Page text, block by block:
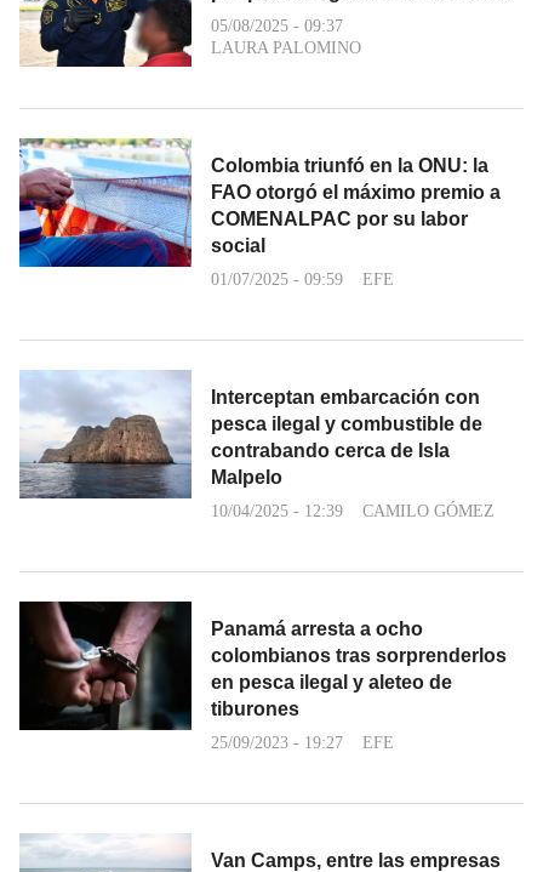
05/08/2025 - 09:37
LAURA PALOMINO
Colombia triunfó en la ONU: la
FAO otorgó el máximo premio a
COMENALPAC por su labor
social
01/07/2025 - 09:59 EFE
Interceptan embarcación con
pesca ilegal y combustible de
contrabando cerca de Isla
Malpelo
10/04/2025 - 12:39 CAMILO GÓMEZ
Panamá arresta a ocho
colombianos tras sorprenderlos
en pesca ilegal y aleteo de
tiburones
25/09/2023 - 19:27 EFE
Van Camps, entre las empresas